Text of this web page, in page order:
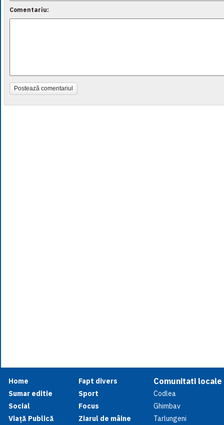
Comentariu:
Postează comentariul
Home
Sumar editie
Social
Viață Publică
Fapt divers
Sport
Focus
Ziarul de mâine
Comunitati locale
Codlea
Ghimbav
Tarlungeni